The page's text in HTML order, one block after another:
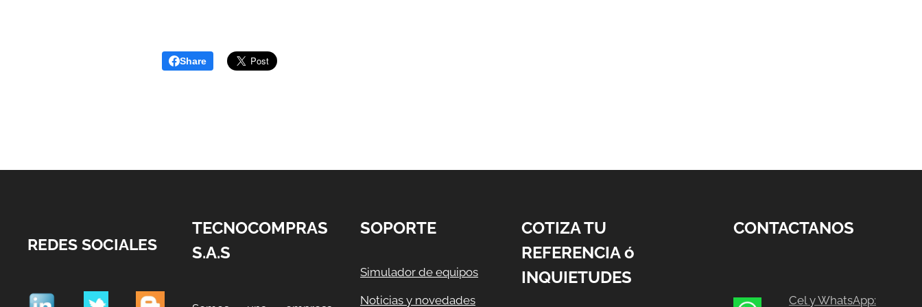
Share
REDES SOCIALES
TECNOCOMPRAS
S.A.S
SOPORTE
Simulador de equipos
Noticias y novedades
COTIZA TU
REFERENCIA ó
INQUIETUDES
CONTACTANOS
Cel y WhatsApp: